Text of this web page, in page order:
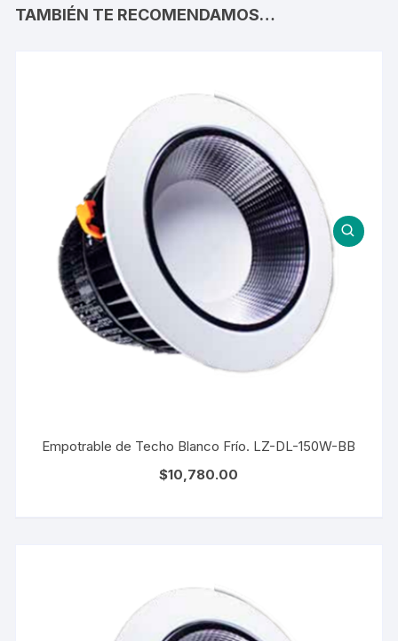
TAMBIÉN TE RECOMENDAMOS…
Empotrable de Techo Blanco Frío. LZ-DL-150W-BB
$10,780.00